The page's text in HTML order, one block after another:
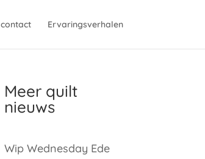
contact Ervaringsverhalen
Meer quilt
nieuws
Wip Wednesday Ede